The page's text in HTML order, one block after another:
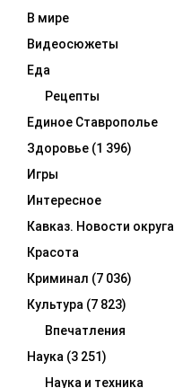
В мире
Видеосюжеты
Еда
Рецепты
Единое Ставрополье
Здоровье (1 396)
Игры
Интересное
Кавказ. Новости округа
Красота
Криминал (7 036)
Культура (7 823)
Впечатления
Наука (3 251)
Наука и техника